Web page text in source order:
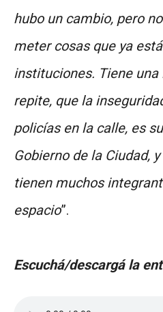
hubo un cambio, pero
meter cosas que ya
instituciones. Tiene una
repite, que la
policías en la calle, es
Gobierno de la Ciudad,
tienen muchos
espacio”.
Escuchá/descargá la